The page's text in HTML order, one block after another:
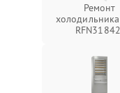
Ремонт